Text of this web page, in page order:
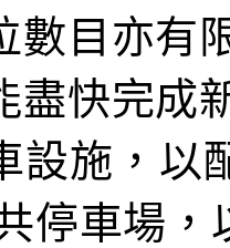
數目亦有
盡快完成
設施，以
停車場，